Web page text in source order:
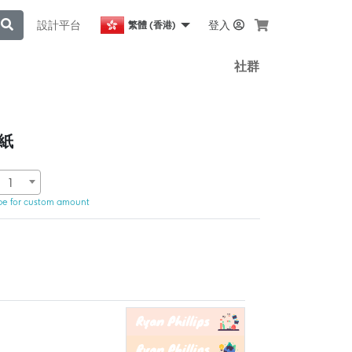
設計平台 繁體 (香港) 登入
社群
1
for custom amount